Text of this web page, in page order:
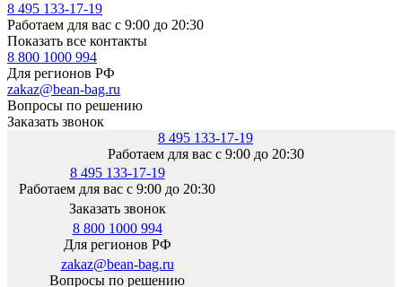
8 495 133-17-19
Работаем для вас с 9:00 до 20:30
Показать все контакты
8 800 1000 994
Для регионов РФ
zakaz@bean-bag.ru
Вопросы по решению
Заказать звонок
8 495 133-17-19
Работаем для вас с 9:00 до 20:30
8 495 133-17-19
Работаем для вас с 9:00 до 20:30
Заказать звонок
8 800 1000 994
Для регионов РФ
zakaz@bean-bag.ru
Вопросы по решению